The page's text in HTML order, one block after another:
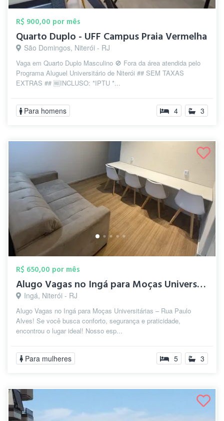
R$ 900,00 por mês
Quarto Duplo - UFF Campus Praia Vermelha
São Domingos, Niterói - RJ
Vaga em Quarto Duplo Masculino 🚫 Fora da área atendida pelo
Programa Aluguel Universitário de Niterói ## SEM TAXAS
EXTRAS ## 🆓INCLUSO: *IPTU *...
Para homens 4 3
R$ 650,00 por mês
Alugo Vagas no Ingá para Moças Universit...
Ingá, Niterói - RJ
Alugo Vagas no Ingá para Moças Universitárias – Rua Paulo
Alves! Se você busca conforto, segurança e praticidade,
encontrou o lugar ideal! Nosso esp...
Para mulheres 5 3